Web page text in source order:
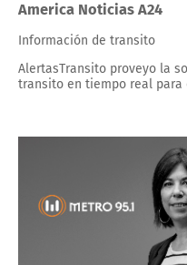
America Noticias A24
Información de transito
AlertasTransito proveyo la
transito en tiempo real para